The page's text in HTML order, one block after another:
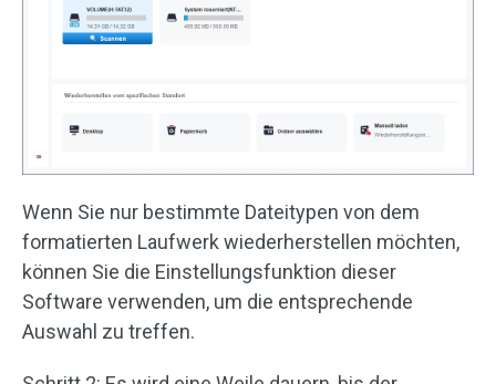
Wenn Sie nur bestimmte Dateitypen von dem
formatierten Laufwerk wiederherstellen möchten,
können Sie die Einstellungsfunktion dieser
Software verwenden, um die entsprechende
Auswahl zu treffen.